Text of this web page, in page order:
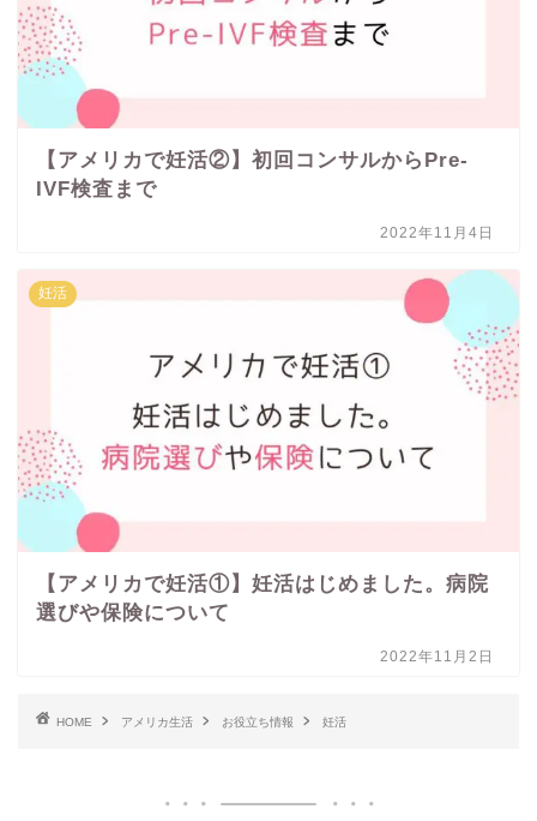
【アメリカで妊活②】初回コンサルからPre-
IVF検査まで
2022年11月4日
妊活
【アメリカで妊活①】妊活はじめました。病院
選びや保険について
2022年11月2日
HOME アメリカ生活 お役立ち情報 妊活